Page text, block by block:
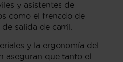
y asistentes de
como el frenado de
salida de carril.
y la ergonomía del
aseguran que tanto el